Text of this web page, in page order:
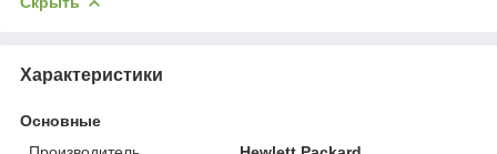
Характеристики
Основные